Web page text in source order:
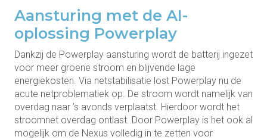
Aansturing met de AI-
oplossing Powerplay
Dankzij de Powerplay aansturing wordt de batterij ingezet
voor meer groene stroom en blijvende lage
energiekosten. Via netstabilisatie lost Powerplay nu de
acute netproblematiek op. De stroom wordt namelijk van
overdag naar ’s avonds verplaatst. Hierdoor wordt het
stroomnet overdag ontlast. Door Powerplay is het ook al
mogelijk om de Nexus volledig in te zetten voor